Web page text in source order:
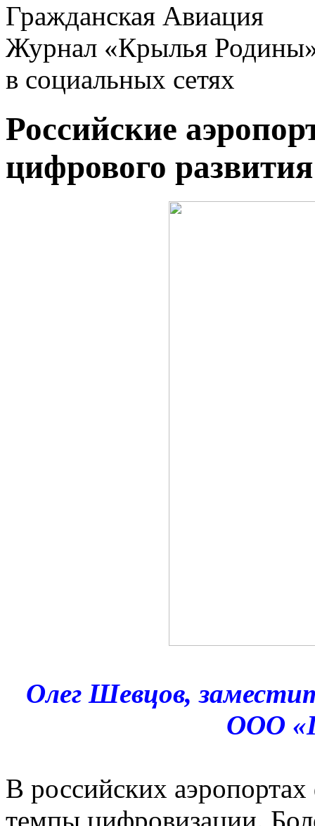
Гражданская Авиация
Журнал «Крылья
в социальных сетях
Российские
цифрового развития
Олег Шевцов,
ООО
В российских
темпы цифровизации.